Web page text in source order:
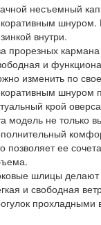
несъемный
шнуром.
внутри.
прорезных
и
изменить по
шнуром
крой
модель не только
позволяет ее
шлицы делают
и свободная